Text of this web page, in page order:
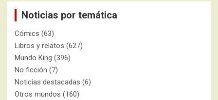
Noticias por temática
Cómics (63)
Libros y relatos (627)
Mundo King (396)
No ficción (7)
Noticias destacadas (6)
Otros mundos (160)